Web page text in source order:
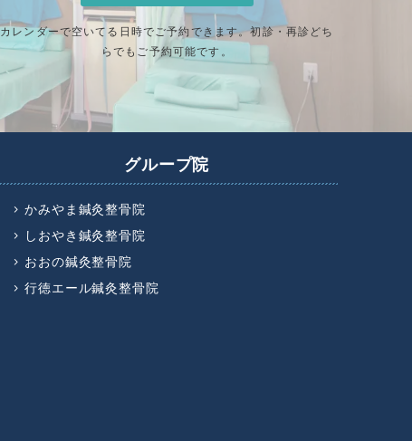
カレンダーで空いてる日時でご予約できます。初診・再診どち
らでもご予約可能です。
グループ院
かみやま鍼灸整骨院
しおやき鍼灸整骨院
おおの鍼灸整骨院
行徳エール鍼灸整骨院